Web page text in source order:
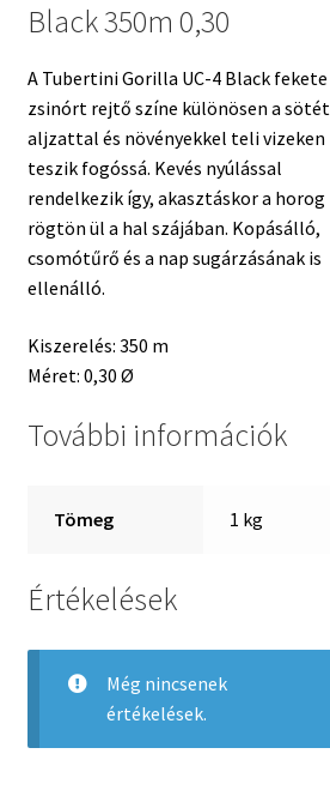
Black 350m 0,30
A Tubertini Gorilla UC-4 Black fekete
zsinórt rejtő színe különösen a sötét
aljzattal és növényekkel teli vizeken
teszik fogóssá. Kevés nyúlással
rendelkezik így, akasztáskor a horog
rögtön ül a hal szájában. Kopásálló,
csomótűrő és a nap sugárzásának is
ellenálló.
Kiszerelés: 350 m
Méret: 0,30 Ø
További információk
Tömeg 1 kg
Értékelések
Még nincsenek
értékelések.